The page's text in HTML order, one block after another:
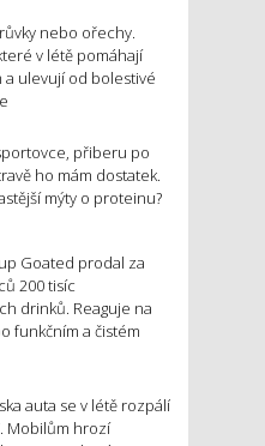
nebo ořechy.
v létě pomáhají
ulevují od bolestivé
přiberu po
ho mám dostatek.
mýty o proteinu?
Goated prodal za
200 tisíc
drinků. Reaguje na
funkčním a čistém
auta se v létě rozpálí
Mobilům hrozí